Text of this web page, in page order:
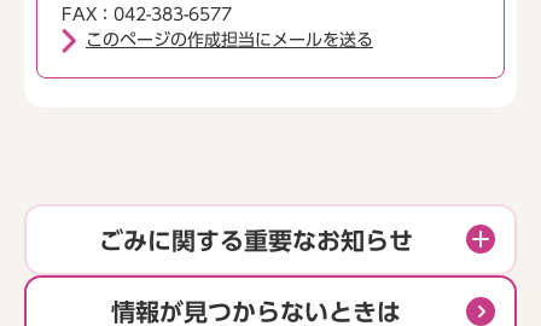
FAX：042-383-6577
このページの作成担当にメールを送る
ごみに関する重要なお知らせ
情報が見つからないときは